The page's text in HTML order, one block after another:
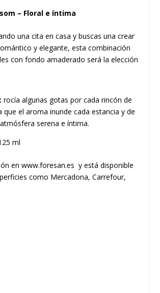
– Floral e íntima
una cita en casa y buscas una crear
y elegante, esta combinación
con fondo amaderado será la elección
rocía algunas gotas por cada rincón de
que el aroma inunde cada estancia y de
serena e íntima.
ml
enwww.foresan.es y está disponible
como Mercadona, Carrefour,